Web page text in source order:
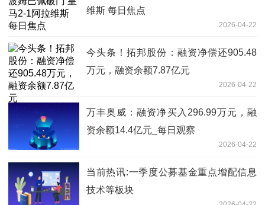
维斯 每日焦点
2026-04-22
今头条！拓邦股份：融资净偿还905.48
万元，融资余额7.87亿元
2026-04-22
万丰奥威：融资净买入296.99万元，融
资余额14.4亿元_每日观察
2026-04-22
当前热讯:一季度公募基金重点增配信息
技术等板块